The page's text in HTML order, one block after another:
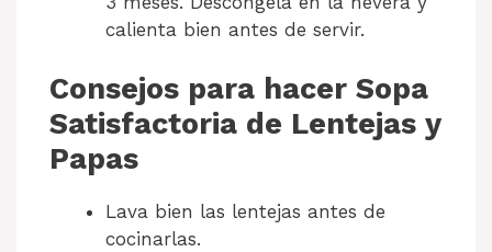
calienta bien antes de servir.
Consejos para hacer Sopa
Satisfactoria de Lentejas y
Papas
Lava bien las lentejas antes de
cocinarlas.